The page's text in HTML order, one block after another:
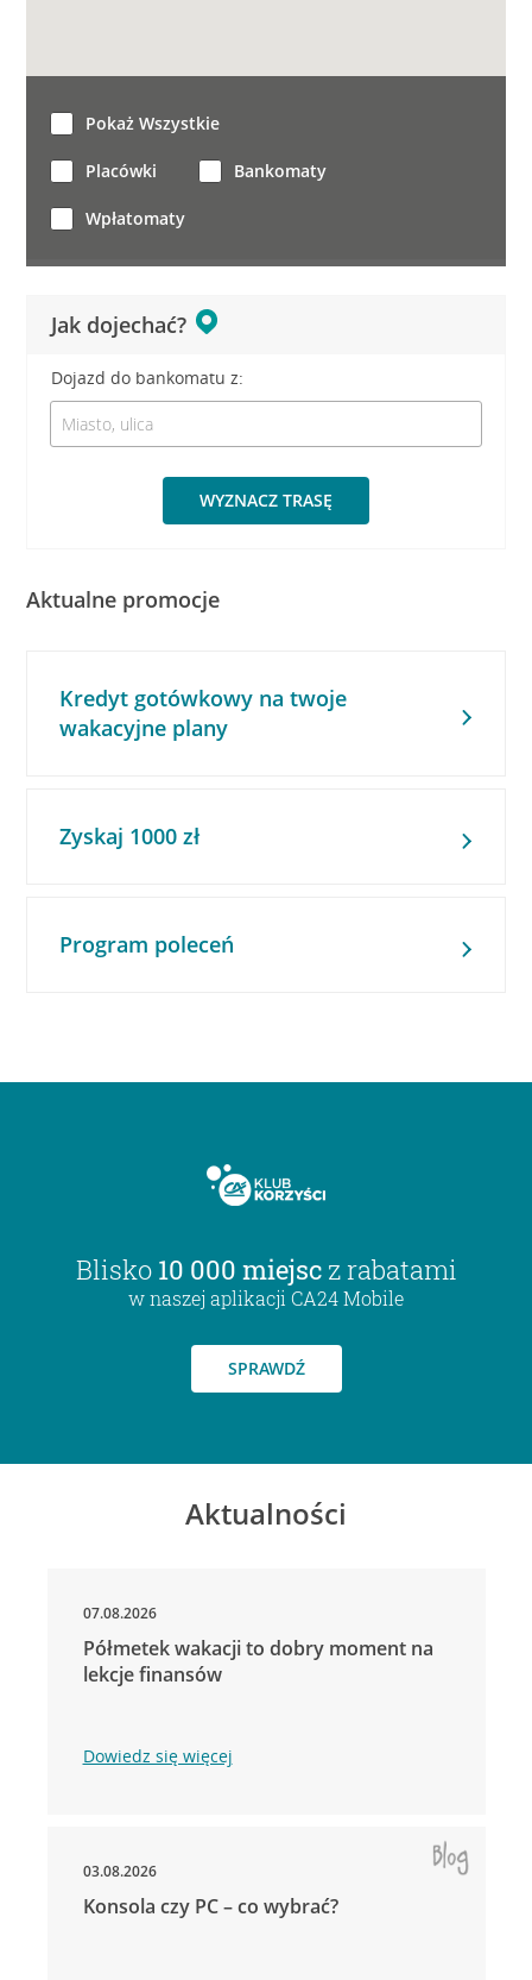
Jak dojechać?
Dojazd do bankomatu z:
WYZNACZ TRASĘ
Pokaż Wszystkie
Placówki Bankomaty
Wpłatomaty
Aktualne promocje
Kredyt gotówkowy na twoje
wakacyjne plany
Zyskaj 1000 zł
Program poleceń
Blisko 10 000 miejsc z rabatami
w naszej aplikacji CA24 Mobile
SPRAWDŹ
Aktualności
07.08.2026
Półmetek wakacji to dobry moment na
lekcje finansów
Dowiedz się więcej
03.08.2026
Konsola czy PC – co wybrać?